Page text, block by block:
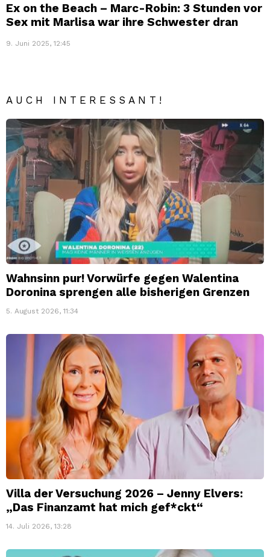
Ex on the Beach – Marc-Robin: 3 Stunden vor
Sex mit Marlisa war ihre Schwester dran
9. Juni 2025, 12:45
AUCH INTERESSANT!
Wahnsinn pur! Vorwürfe gegen Walentina
Doronina sprengen alle bisherigen Grenzen
5. August 2026, 11:34
Villa der Versuchung 2026 – Jenny Elvers:
„Das Finanzamt hat mich gef*ckt“
14. Juli 2026, 13:28